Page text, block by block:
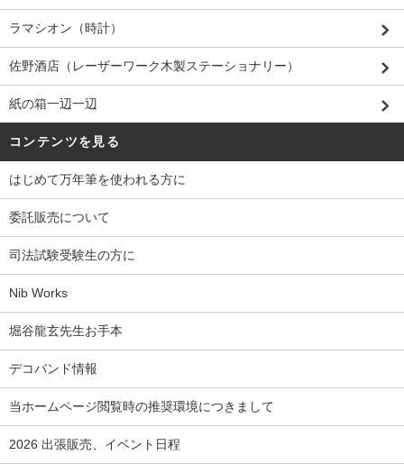
ラマシオン（時計）
佐野酒店（レーザーワーク木製ステーショナリー）
紙の箱一辺一辺
コンテンツを見る
はじめて万年筆を使われる方に
委託販売について
司法試験受験生の方に
Nib Works
堀谷龍玄先生お手本
デコバンド情報
当ホームページ閲覧時の推奨環境につきまして
2026 出張販売、イベント日程